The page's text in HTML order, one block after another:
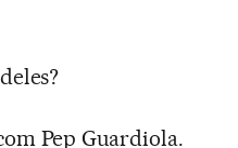
Pep Guardiola.